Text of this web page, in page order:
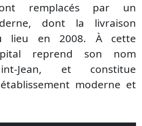
remplacés par un
dont la livraison
lieu en 2008. À cette
reprend son nom
Jean, et constitue
moderne et